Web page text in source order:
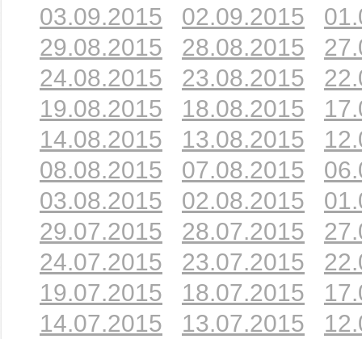
03.09.2015
02.09.2015
29.08.2015
28.08.2015
24.08.2015
23.08.2015
19.08.2015
18.08.2015
14.08.2015
13.08.2015
08.08.2015
07.08.2015
03.08.2015
02.08.2015
29.07.2015
28.07.2015
24.07.2015
23.07.2015
19.07.2015
18.07.2015
14.07.2015
13.07.2015